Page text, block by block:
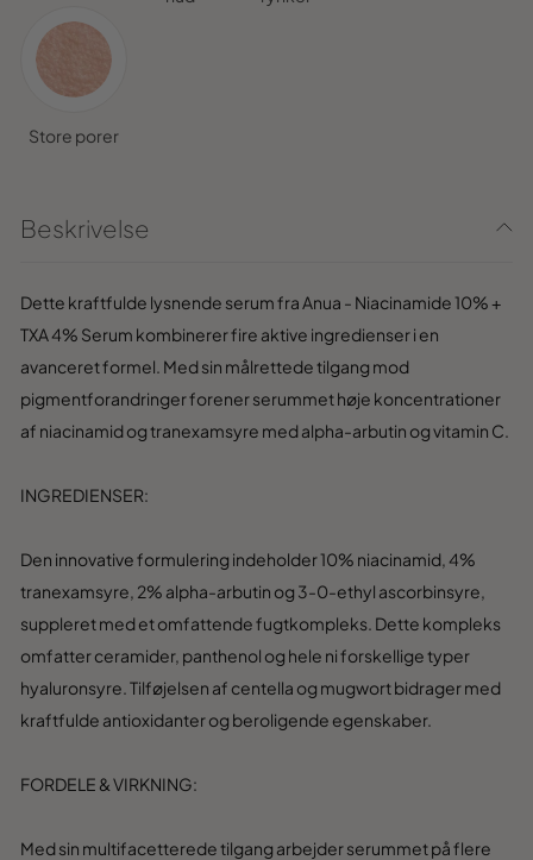
Beskrivelse
Dette kraftfulde lysnende serum fra Anua - Niacinamide 10% +
TXA 4% Serum kombinerer fire aktive ingredienser i en
avanceret formel. Med sin målrettede tilgang mod
pigmentforandringer forener serummet høje koncentrationer
af niacinamid og tranexamsyre med alpha-arbutin og vitamin C.
INGREDIENSER:
Den innovative formulering indeholder 10% niacinamid, 4%
tranexamsyre, 2% alpha-arbutin og 3-0-ethyl ascorbinsyre,
suppleret med et omfattende fugtkompleks. Dette kompleks
omfatter ceramider, panthenol og hele ni forskellige typer
hyaluronsyre. Tilføjelsen af centella og mugwort bidrager med
kraftfulde antioxidanter og beroligende egenskaber.
FORDELE & VIRKNING:
Med sin multifacetterede tilgang arbejder serummet på flere
Store porer